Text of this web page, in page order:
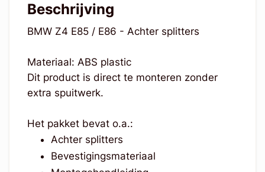
Beschrijving
BMW Z4 E85 / E86 - Achter splitters
Materiaal: ABS plastic
Dit product is direct te monteren zonder
extra spuitwerk.
Het pakket bevat o.a.:
Achter splitters
Bevestigingsmateriaal